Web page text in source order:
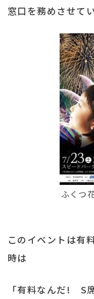
窓口を務めさせて
ふくつ
このイベントは有
時は
「有料なんだ! S